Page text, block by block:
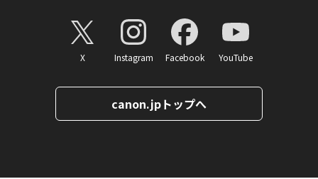
X Instagram Facebook YouTube
canon.jpトップへ